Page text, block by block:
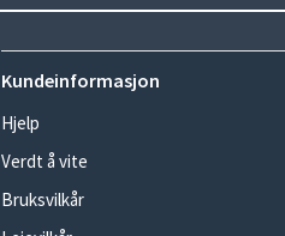
Kundeinformasjon
Hjelp
Verdt å vite
Bruksvilkår